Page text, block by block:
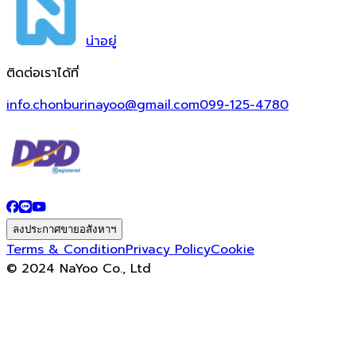
น่าอยู่
ติดต่อเราได้ที่
info.chonburinayoo@gmail.com099-125-4780
ลงประกาศขายอสังหาฯ
Terms & ConditionPrivacy PolicyCookie
© 2024 NaYoo Co., Ltd